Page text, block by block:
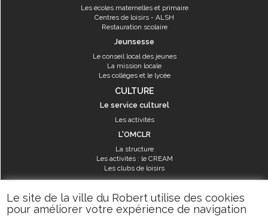
Le site de la ville du Robert utilise des cookies
pour améliorer votre expérience de navigation
Les écoles maternelles et primaire
Centres de loisirs - ALSH
Restauration scolaire
Jeunsesse
Le conseil local des jeunes
La mission locale
Les collèges et le lycée
CULTURE
Le service culturel
Les activités
L'OMCLR
La structure
Les activités : le CREAM
Les clubs de loisirs
SPORT
Les équipements sportifs
Les aménagements municipaux